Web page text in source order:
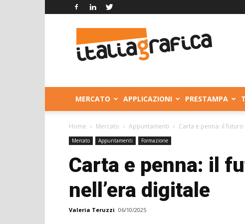
Grafica
MERCATO APPLICAZIONI PRESTAMPA
Home Mercato Appuntamenti Carta e penna: il
Mercato Appuntamenti Formazione
Carta e penna: il
nell’era digitale
Valeria Teruzzi 06/10/2025